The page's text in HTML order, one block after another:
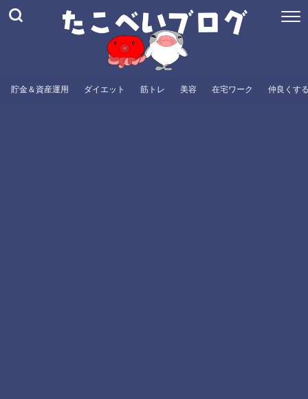
貯金＆資産運用 ダイエット 筋トレ 美容 在宅ワーク 仲良くす